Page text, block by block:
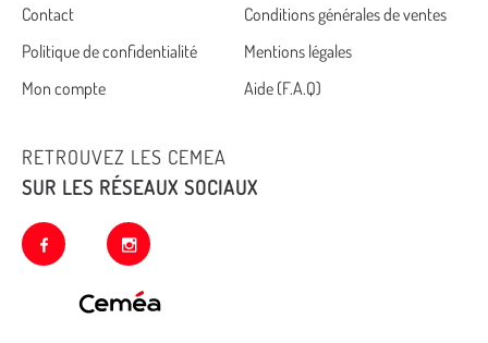
Cemea
footer
Contact
Conditions générales de ventes
Politique de confidentialité
Mentions légales
Mon compte
Aide (F.A.Q)
RETROUVEZ LES CEMEA
SUR LES RÉSEAUX SOCIAUX
facebook instagram